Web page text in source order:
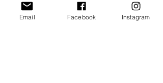
Email Facebook Instagram